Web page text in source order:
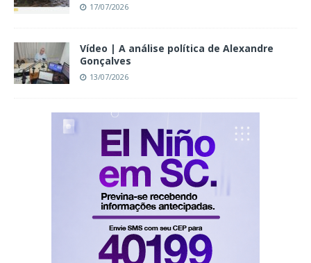
17/07/2026
Vídeo | A análise política de Alexandre
Gonçalves
13/07/2026